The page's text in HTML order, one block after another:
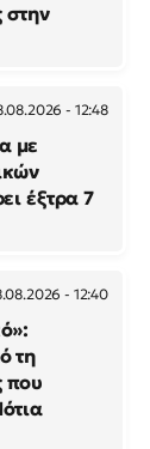
στην
- 12:48
με
έξτρα 7
- 12:40
τη
που